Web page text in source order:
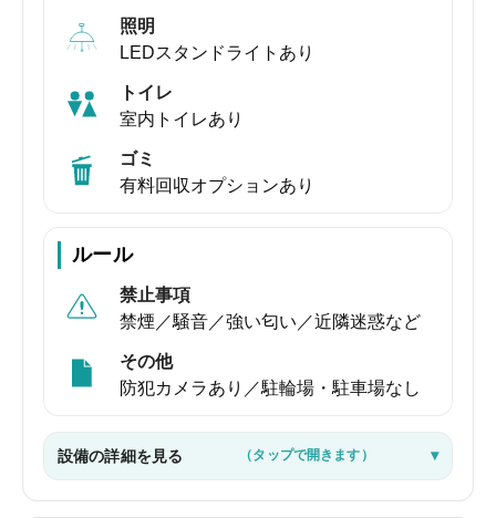
照明
LEDスタンドライトあり
トイレ
室内トイレあり
ゴミ
有料回収オプションあり
ルール
禁止事項
禁煙／騒音／強い匂い／近隣迷惑など
その他
防犯カメラあり／駐輪場・駐車場なし
設備の詳細を見る （タップで開きます）